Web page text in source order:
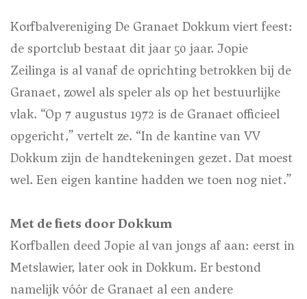
Korfbalvereniging De Granaet Dokkum viert feest:
de sportclub bestaat dit jaar 50 jaar. Jopie
Zeilinga is al vanaf de oprichting betrokken bij de
Granaet, zowel als speler als op het bestuurlijke
vlak. “Op 7 augustus 1972 is de Granaet officieel
opgericht,” vertelt ze. “In de kantine van VV
Dokkum zijn de handtekeningen gezet. Dat moest
wel. Een eigen kantine hadden we toen nog niet.”
Met de fiets door Dokkum
Korfballen deed Jopie al van jongs af aan: eerst in
Metslawier, later ook in Dokkum. Er bestond
namelijk vóór de Granaet al een andere